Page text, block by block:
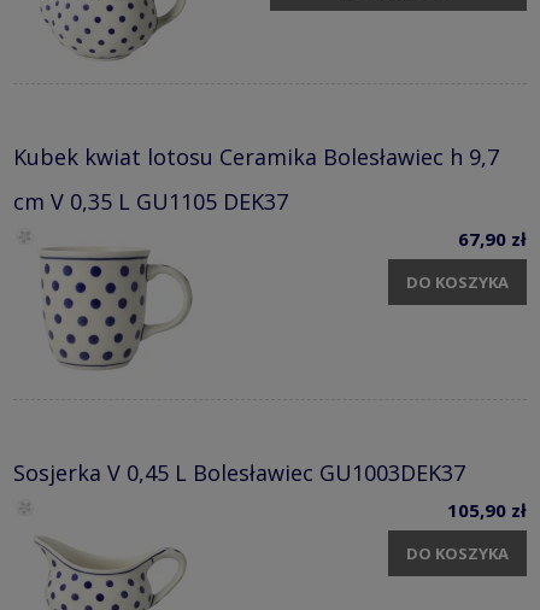
Kubek kwiat lotosu Ceramika Bolesławiec h 9,7
cm V 0,35 L GU1105 DEK37
67,90 zł
DO KOSZYKA
Sosjerka V 0,45 L Bolesławiec GU1003DEK37
105,90 zł
DO KOSZYKA